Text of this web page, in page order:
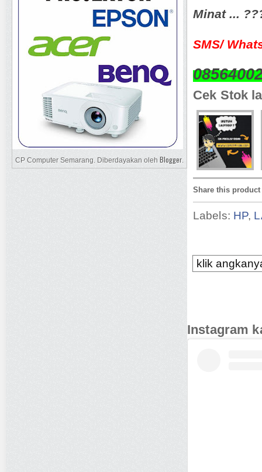
Minat ...
SMS/
Cek Stok
Share this product
Labels: HP,
klik
Instagram
CP Computer Semarang. Diberdayakan oleh Blogger.